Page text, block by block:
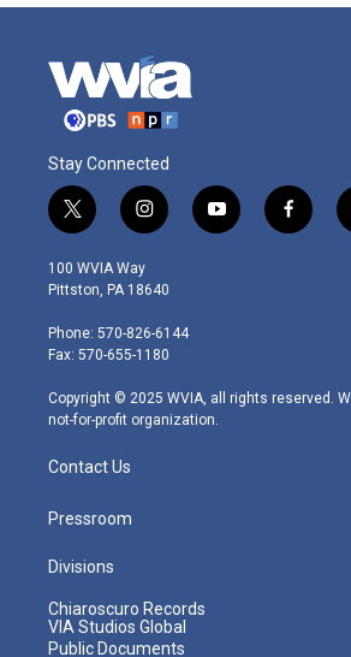
Stay Connected
t
w
i
t
e
r
i
n
s
t
g
r
m
y
o
f
a
100 WVIA Way
Pittston, PA 18640
Phone: 570-826-6144
Fax: 570-655-1180
Copyright © 2025 WVIA, all rights reserved.
not-for-profit organization.
Contact Us
Pressroom
Divisions
Chiaroscuro Records
VIA Studios Global
Public Documents